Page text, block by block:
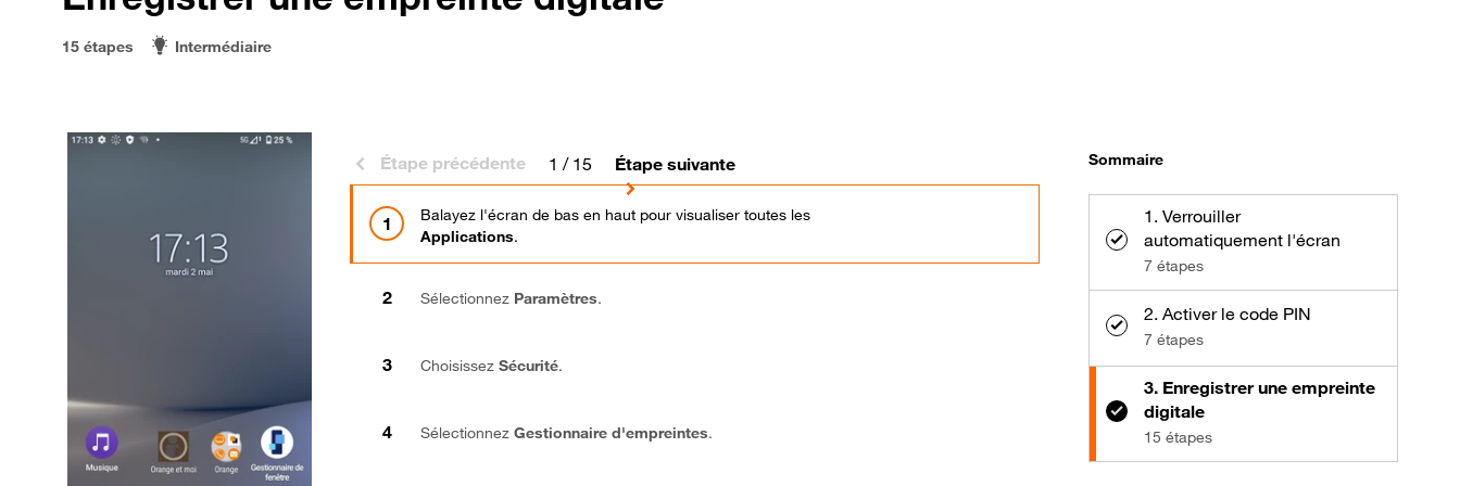
15 étapes Intermédiaire
Étape précédente 1 / 15 Étape suivante
Balayez l'écran de bas en haut pour visualiser toutes les
Applications.
Sélectionnez Paramètres.
ChoisissezSécurité.
SélectionnezGestionnaire d'empreintes.
Sommaire
1. Verrouiller
automatiquement l'écran
7 étapes
2. Activer le code PIN
7 étapes
3. Enregistrer une empreinte
digitale
15 étapes